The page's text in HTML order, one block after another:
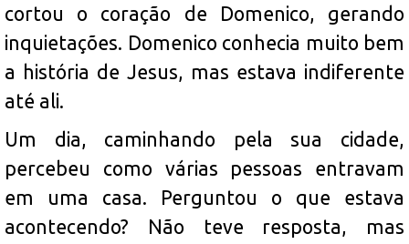
cortou o coração de Domenico, gerando
inquietações. Domenico conhecia muito bem
a história de Jesus, mas estava indiferente
até ali.
Um dia, caminhando pela sua cidade,
percebeu como várias pessoas entravam
em uma casa. Perguntou o que estava
acontecendo? Não teve resposta, mas